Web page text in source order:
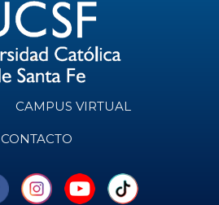
CAMPUS VIRTUAL
CONTACTO